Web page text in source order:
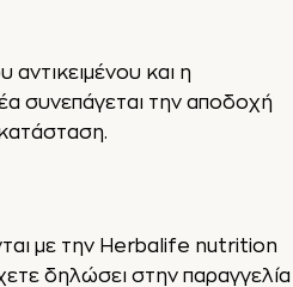
αντικειμένου και η
συνεπάγεται την αποδοχή
με την Herbalife nutrition
δηλώσει στην παραγγελία